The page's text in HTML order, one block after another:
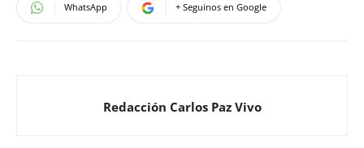
WhatsApp + Seguinos en Google
Redacción Carlos Paz Vivo